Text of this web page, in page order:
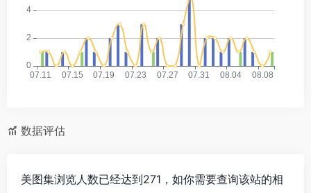
数据评估
美图集浏览人数已经达到271，如你需要查询该站的相